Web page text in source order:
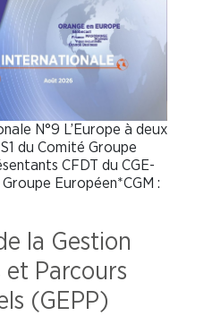
N°9 L’Europe à deux
du Comité Groupe
CFDT du CGE-
Européen*CGM :
la Gestion
et Parcours
(GEPP)